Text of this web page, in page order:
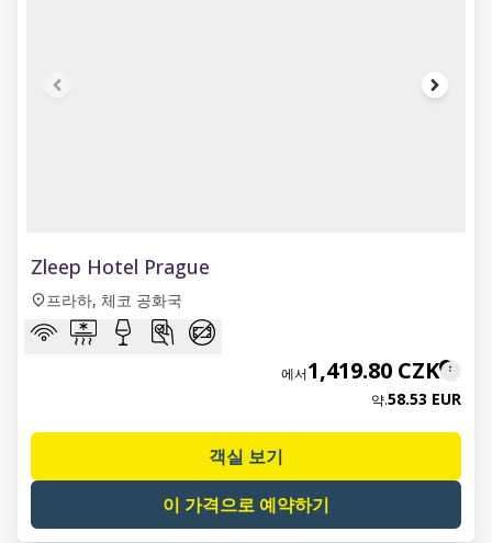
Zleep Hotel Prague
프라하, 체코 공화국
에서1,419.80 CZK
약.58.53 EUR
객실 보기
이 가격으로 예약하기